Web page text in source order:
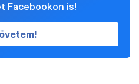
Facebookon is!